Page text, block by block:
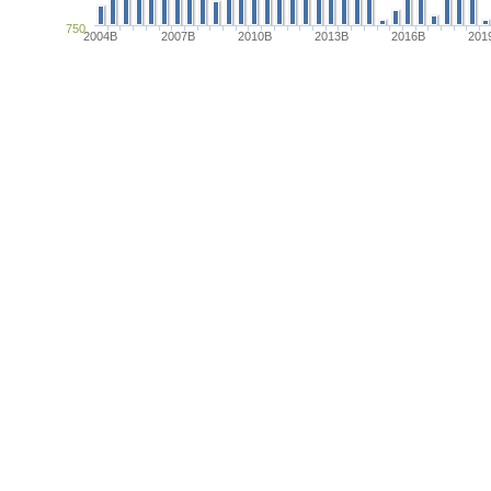
2004B 2007B 2010B 2013B 2016B
750